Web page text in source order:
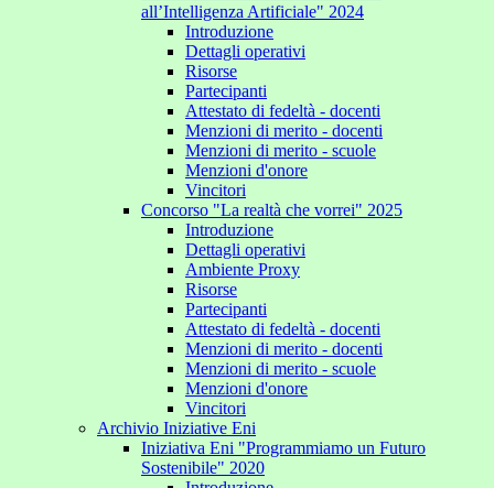
all’Intelligenza Artificiale" 2024
Introduzione
Dettagli operativi
Risorse
Partecipanti
Attestato di fedeltà - docenti
Menzioni di merito - docenti
Menzioni di merito - scuole
Menzioni d'onore
Vincitori
Concorso "La realtà che vorrei" 2025
Introduzione
Dettagli operativi
Ambiente Proxy
Risorse
Partecipanti
Attestato di fedeltà - docenti
Menzioni di merito - docenti
Menzioni di merito - scuole
Menzioni d'onore
Vincitori
Archivio Iniziative Eni
Iniziativa Eni "Programmiamo un Futuro
Sostenibile" 2020